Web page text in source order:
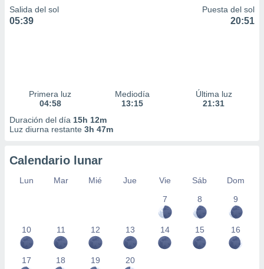
Salida del sol
05:39
Puesta del sol
20:51
Primera luz
04:58
Mediodía
13:15
Última luz
21:31
Duración del día 15h 12m
Luz diurna restante 3h 47m
Calendario lunar
Lun Mar Mié Jue Vie Sáb
Dom
7
8 9
10 11 12 13 14 15 16
17 18 19 20